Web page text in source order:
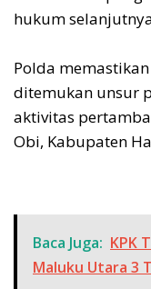
hukum
Polda
ditemukan unsur
aktivitas
Obi, Kabupaten
Baca Juga: KPK
Maluku Utara 3